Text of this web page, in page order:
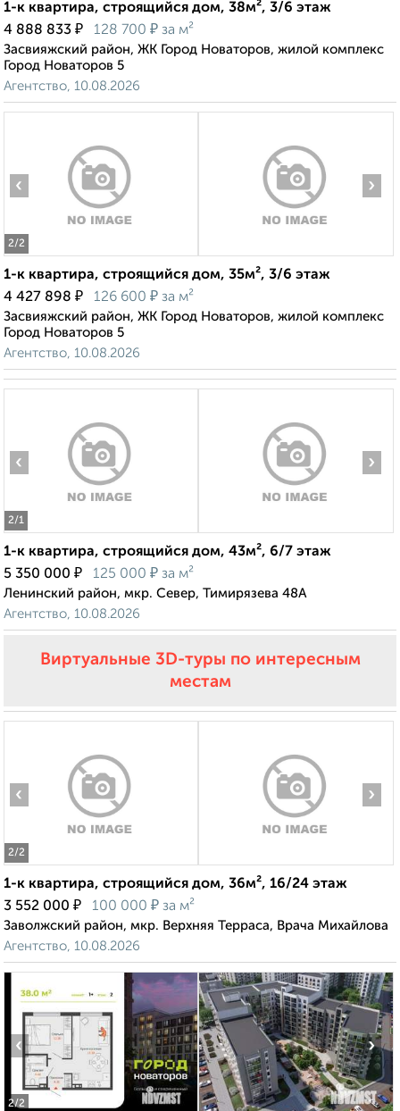
1-к квартира, строящийся дом, 38м², 3/6 этаж
4 888 833 ₽ 128 700 ₽ за м²
Засвияжский район, ЖК Город Новаторов, жилой комплекс
Город Новаторов 5
Агентство, 10.08.2026
2/2
‹ ›
1-к квартира, строящийся дом, 35м², 3/6 этаж
4 427 898 ₽ 126 600 ₽ за м²
Засвияжский район, ЖК Город Новаторов, жилой комплекс
Город Новаторов 5
Агентство, 10.08.2026
2/1
‹ ›
1-к квартира, строящийся дом, 43м², 6/7 этаж
5 350 000 ₽ 125 000 ₽ за м²
Ленинский район, мкр. Север, Тимирязева 48А
Агентство, 10.08.2026
Виртуальные 3D-туры по интересным
местам
2/2
‹ ›
1-к квартира, строящийся дом, 36м², 16/24 этаж
3 552 000 ₽ 100 000 ₽ за м²
Заволжский район, мкр. Верхняя Терраса, Врача Михайлова
Агентство, 10.08.2026
2/2
‹ ›